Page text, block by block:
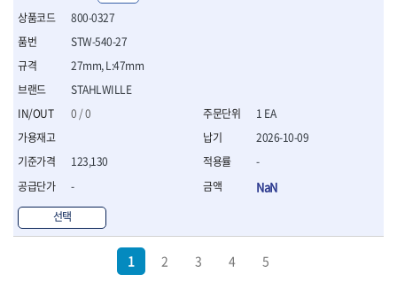
800-0327
STAHLWILLE
0 / 0
123,130
-
선택
STW-540-27
27mm, L:47mm
1 EA
2026-10-09
-
NaN
1 2 3 4 5